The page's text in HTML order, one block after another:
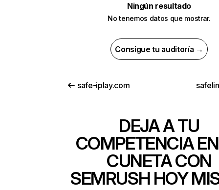
Ningún resultado
No tenemos datos que mostrar.
Consigue tu auditoría →
safe-iplay.com
DEJA A TU
COMPETENCIA
CUNETA CON
SEMRUSH HOY